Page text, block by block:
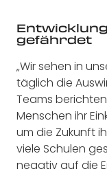
gefährdet
„Wir sehen in
täglich die
Teams
Menschen ihr
um die Zukunft
viele Schulen
negativ auf die